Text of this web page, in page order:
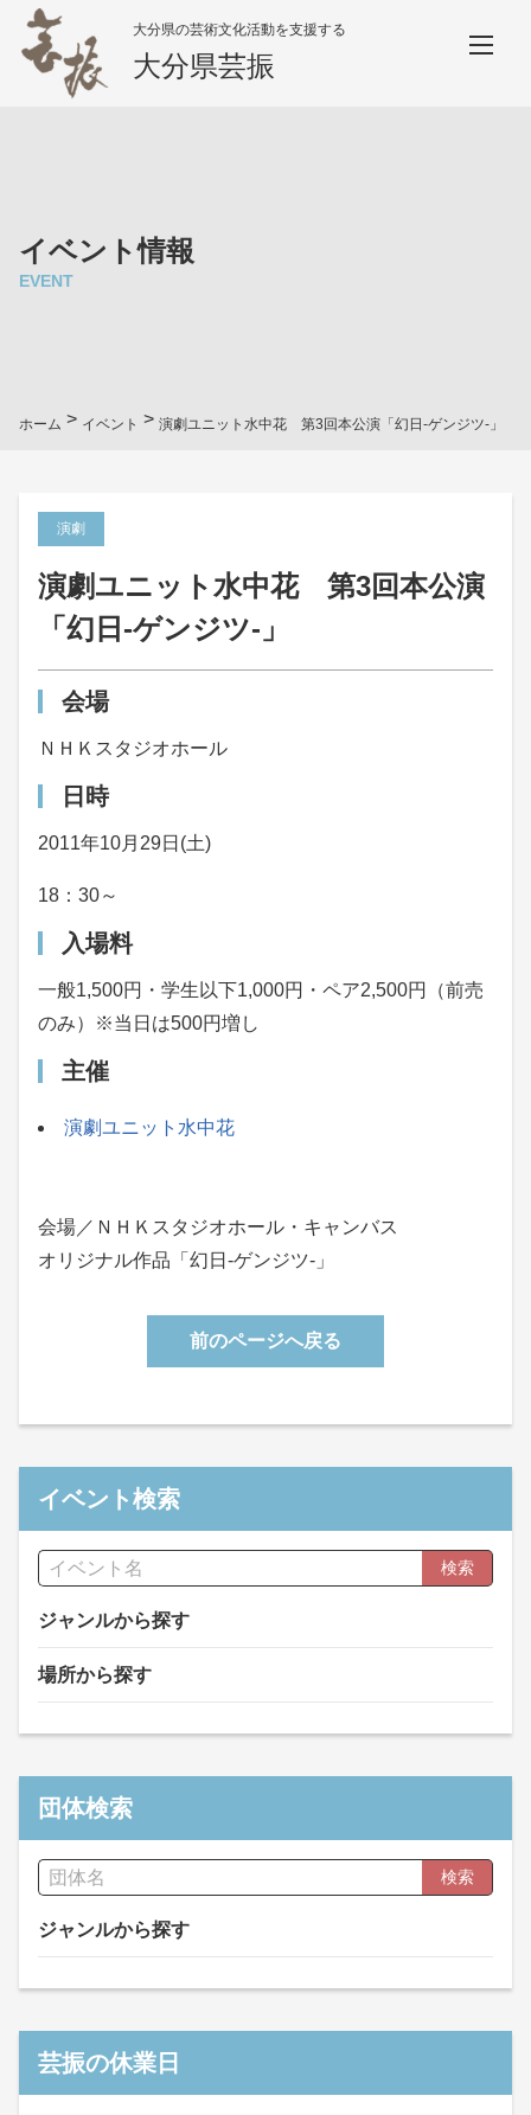
大分県の芸術文化活動を支援する
大分県芸振
イベント情報
EVENT
ホーム > イベント > 演劇ユニット水中花 第3回本公演「幻日-ゲンジツ-」
演劇
演劇ユニット水中花 第3回本公演
「幻日-ゲンジツ-」
会場
ＮＨＫスタジオホール
日時
2011年10月29日(土)
18：30～
入場料
一般1,500円・学生以下1,000円・ペア2,500円（前売
のみ）※当日は500円増し
主催
演劇ユニット水中花
会場／ＮＨＫスタジオホール・キャンバス
オリジナル作品「幻日-ゲンジツ-」
前のページへ戻る
イベント検索
検索
ジャンルから探す
場所から探す
団体検索
検索
ジャンルから探す
芸振の休業日